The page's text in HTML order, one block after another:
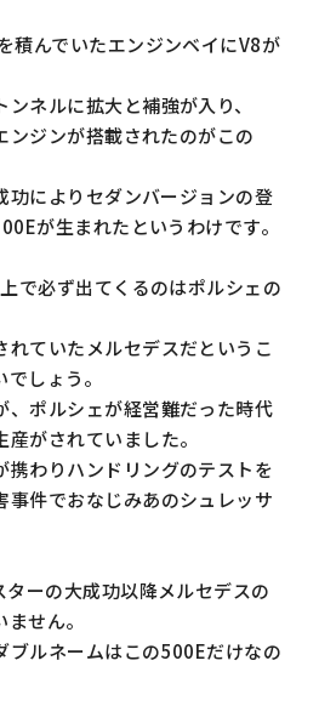
積んでいたエンジンベイにV8が
ネルに拡大と補強が入り、
ジンが搭載されたのがこの
功によりセダンバージョンの登
が生まれたというわけです。
で必ず出てくるのはポルシェの
れていたメルセデスだというこ
しょう。
、ポルシェが経営難だった時代
がされていました。
携わりハンドリングのテストを
事件でおなじみあのシュレッサ
ーの大成功以降メルセデスの
せん。
ブルネームはこの500Eだけなの